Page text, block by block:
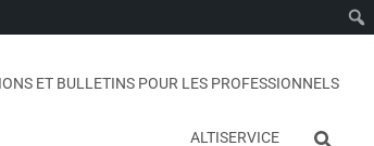
ET BULLETINS POUR LES PROFESSIONNELS
ALTISERVICE